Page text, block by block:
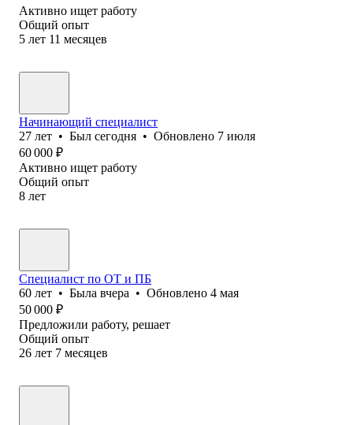
Активно ищет работу
Общий опыт
5 лет 11 месяцев
Начинающий специалист
27 лет • Был сегодня • Обновлено 7 июля
60 000 ₽
Активно ищет работу
Общий опыт
8 лет
Специалист по ОТ и ПБ
60 лет • Была вчера • Обновлено 4 мая
50 000 ₽
Предложили работу, решает
Общий опыт
26 лет 7 месяцев